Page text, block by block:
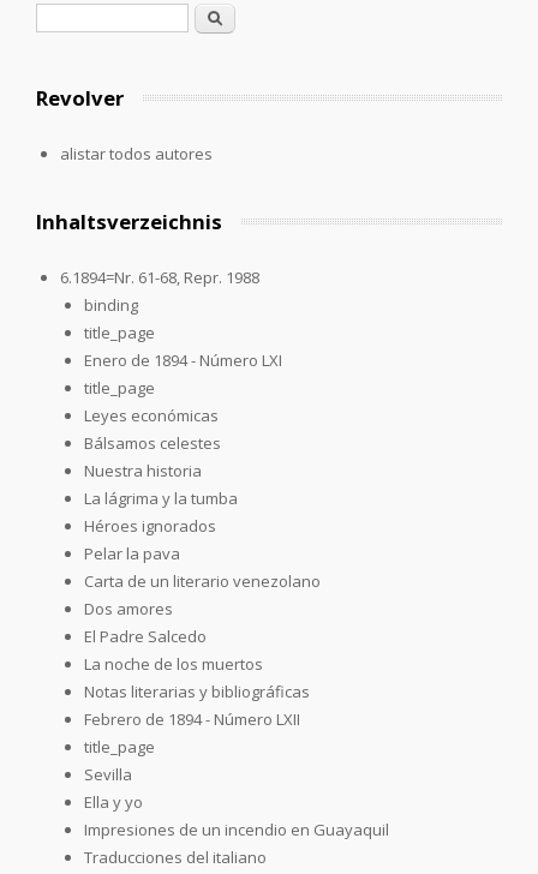
Formulario de búsqueda
Buscar
Revolver
alistar todos autores
Inhaltsverzeichnis
6.1894=Nr. 61-68, Repr. 1988
binding
title_page
Enero de 1894 - Número LXI
title_page
Leyes económicas
Bálsamos celestes
Nuestra historia
La lágrima y la tumba
Héroes ignorados
Pelar la pava
Carta de un literario venezolano
Dos amores
El Padre Salcedo
La noche de los muertos
Notas literarias y bibliográficas
Febrero de 1894 - Número LXII
title_page
Sevilla
Ella y yo
Impresiones de un incendio en Guayaquil
Traducciones del italiano